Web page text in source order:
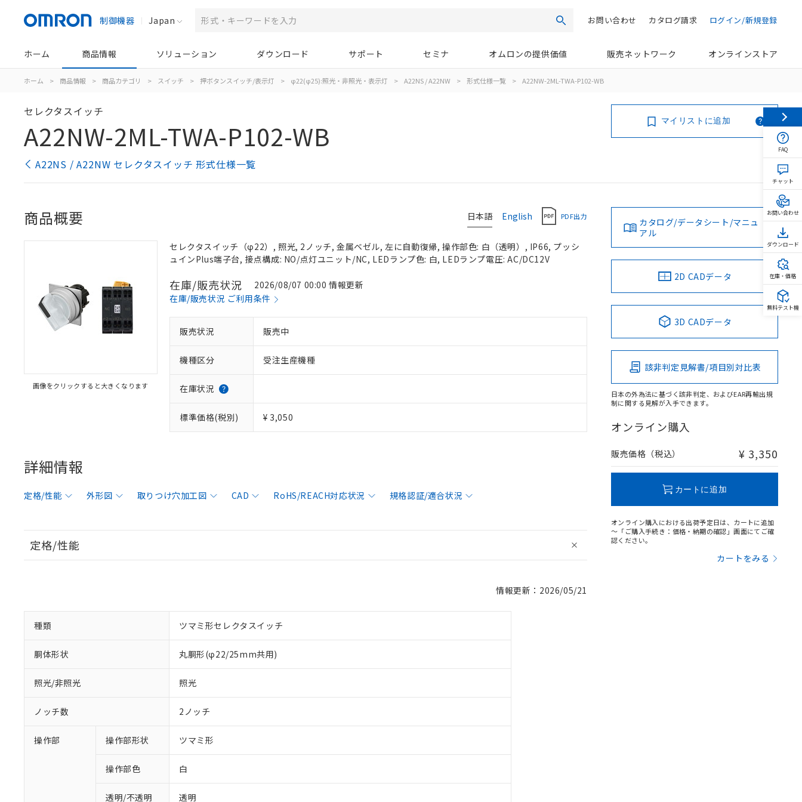
制御機器 Japan 検索 ログイン/新規登録
カタログ請求
お問い合わせ
ホーム 商品情報 ソリューション ダウンロード サポート セミナ オムロンの提供価値 販売ネットワーク オンラインストア
ホーム > 商品情報 > 商品カテゴリ > スイッチ > 押ボタンスイッチ/表示灯 > φ22(φ25):照光・非照光・表示灯 > A22NS / A22NW > 形式仕様一覧 > A22NW-2ML-TWA-P102-WB
セレクタスイッチ
A22NW-2ML-TWA-P102-WB
A22NS / A22NW セレクタスイッチ 形式仕様一覧
マイリストに追加
日本語 English PDF出力
商品概要
画像をクリックすると大きくなります
セレクタスイッチ（φ22）, 照光, 2ノッチ, 金属ベゼル, 左に自動復帰, 操作部色: 白（透明）, IP66, プッシ
ュインPlus端子台, 接点構成: NO/点灯ユニット/NC, LEDランプ色: 白, LEDランプ電圧: AC/DC12V
在庫/販売状況
2026/08/07 00:00 情報更新
在庫/販売状況 ご利用条件
販売状況 販売中
機種区分 受注生産機種
在庫状況
標準価格(税別) ¥ 3,050
詳細情報
定格/性能 外形図 取りつけ穴加工図 CAD RoHS/REACH対応状況 規格認証/適合状況
定格/性能
情報更新：2026/05/21
種類 ツマミ形セレクタスイッチ
胴体形状 丸胴形(φ22/25mm共用)
照光/非照光 照光
ノッチ数 2ノッチ
操作部 操作部形状 ツマミ形
操作部色 白
透明/不透明 透明
カタログ/データシート/マニュ
アル
2D CADデータ
3D CADデータ
該非判定見解書/項目別対比表
日本の外為法に基づく該非判定、およびEAR再輸出規
制に関する見解が入手できます。
オンライン購入
販売価格（税込） ¥ 3,350
カートに追加
オンライン購入における出荷予定日は、カートに追加
～「ご購入手続き：価格・納期の確認」画面にてご確
認ください。
カートをみる
FAQ
チャット
お問い合わせ
ダウンロード
在庫・価格
無料テスト機